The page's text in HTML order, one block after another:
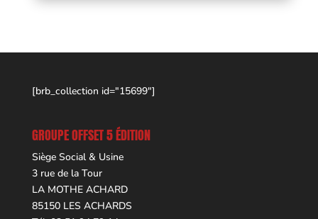
[brb_collection id="15699"]
GROUPE OFFSET 5 ÉDITION
Siège Social & Usine
3 rue de la Tour
LA MOTHE ACHARD
85150 LES ACHARDS